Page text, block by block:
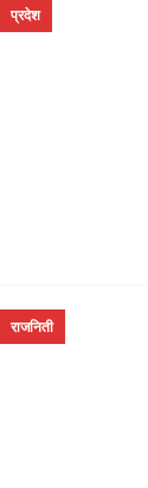
प्रदेश
राजनिती